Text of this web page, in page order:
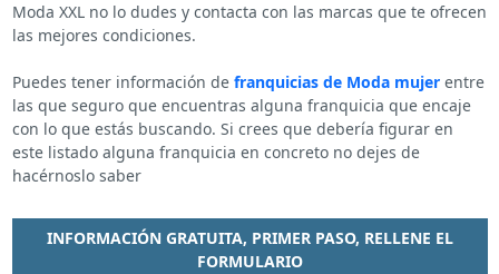
Moda XXL no lo dudes y contacta con las marcas que te ofrecen
las mejores condiciones.
Puedes tener información de franquicias de Moda mujerentre
las que seguro que encuentras alguna franquicia que encaje
con lo que estás buscando. Si crees que debería figurar en
este listado alguna franquicia en concreto no dejes de
hacérnoslo saber
INFORMACIÓN GRATUITA, PRIMER PASO, RELLENE EL
FORMULARIO